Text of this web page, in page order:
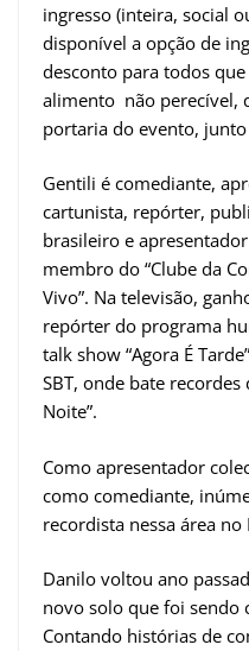
ingresso (inteira, social
disponível a opção de
desconto para todos
alimento não perecível,
portaria do evento,
Gentili é comediante,
cartunista, repórter,
brasileiro e
membro do “Clube da
Vivo”. Na televisão,
repórter do programa
talk show “Agora É
SBT, onde bate
Noite”.
Como apresentador
como comediante,
recordista nessa área no
Danilo voltou ano
novo solo que foi sendo
Contando histórias de